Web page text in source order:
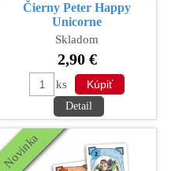
Čierny Peter Happy
Unicorne
Skladom
2,90 €
ks
Detail
Novinka